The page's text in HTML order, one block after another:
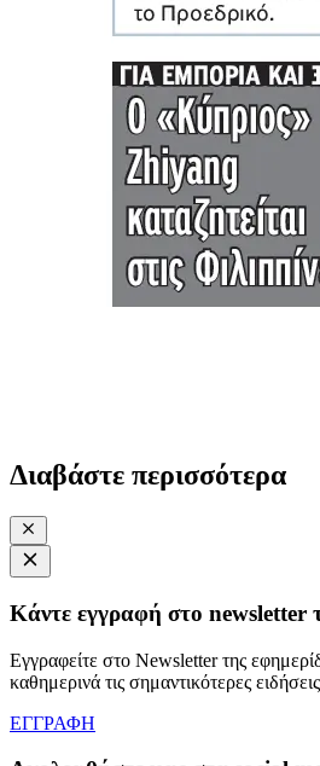
Διαβάστε περισσότερα
Κάντε εγγραφή στο newsletter
Εγγραφείτε στο Newsletter της
καθημερινά τις σημαντικότερες
ΕΓΓΡΑΦΗ